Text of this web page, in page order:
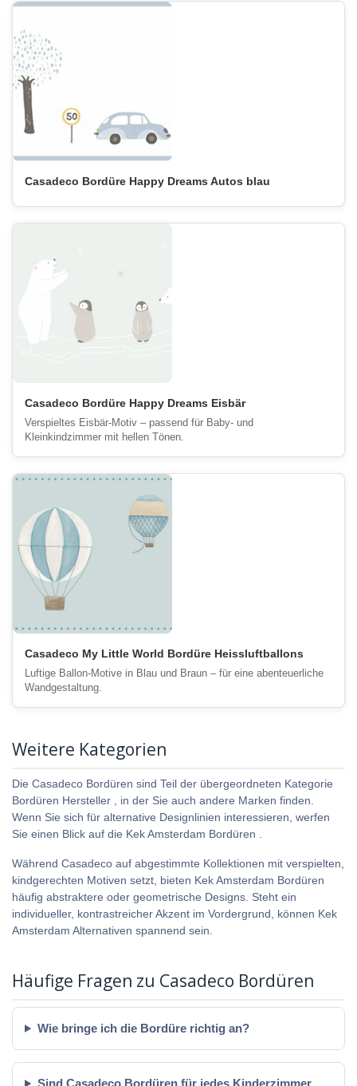
Casadeco Bordüre Happy Dreams Autos blau
Casadeco Bordüre Happy Dreams Eisbär
Verspieltes Eisbär-Motiv – passend für Baby- und
Kleinkindzimmer mit hellen Tönen.
Casadeco My Little World Bordüre Heissluftballons
Luftige Ballon-Motive in Blau und Braun – für eine abenteuerliche
Wandgestaltung.
Weitere Kategorien
Die Casadeco Bordüren sind Teil der übergeordneten Kategorie
Bordüren Hersteller , in der Sie auch andere Marken finden.
Wenn Sie sich für alternative Designlinien interessieren, werfen
Sie einen Blick auf die Kek Amsterdam Bordüren .
Während Casadeco auf abgestimmte Kollektionen mit verspielten,
kindgerechten Motiven setzt, bieten Kek Amsterdam Bordüren
häufig abstraktere oder geometrische Designs. Steht ein
individueller, kontrastreicher Akzent im Vordergrund, können Kek
Amsterdam Alternativen spannend sein.
Häufige Fragen zu Casadeco Bordüren
Wie bringe ich die Bordüre richtig an?